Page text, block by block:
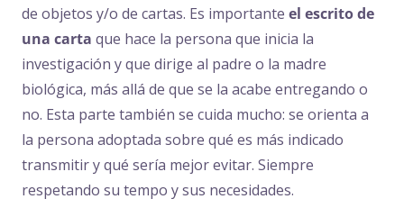
de objetos y/o de cartas. Es importante el escrito de
una carta que hace la persona que inicia la
investigación y que dirige al padre o la madre
biológica, más allá de que se la acabe entregando o
no. Esta parte también se cuida mucho: se orienta a
la persona adoptada sobre qué es más indicado
transmitir y qué sería mejor evitar. Siempre
respetando su tempo y sus necesidades.